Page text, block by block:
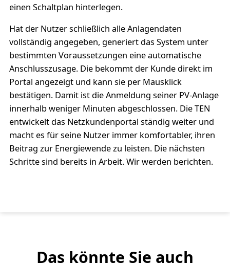
einen Schaltplan hinterlegen.
Hat der Nutzer schließlich alle Anlagendaten
vollständig angegeben, generiert das System unter
bestimmten Voraussetzungen eine automatische
Anschlusszusage. Die bekommt der Kunde direkt im
Portal angezeigt und kann sie per Mausklick
bestätigen. Damit ist die Anmeldung seiner PV-Anlage
innerhalb weniger Minuten abgeschlossen. Die TEN
entwickelt das Netzkundenportal ständig weiter und
macht es für seine Nutzer immer komfortabler, ihren
Beitrag zur Energiewende zu leisten. Die nächsten
Schritte sind bereits in Arbeit. Wir werden berichten.
Das könnte Sie auch